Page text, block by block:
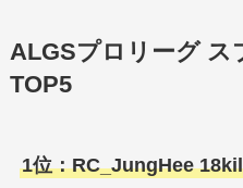
ALGSプロリーグ ス
TOP5
1位：RC_JungHee